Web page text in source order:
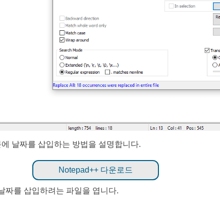
날짜를 삽입하는 방법을 설명합니다.
Notepad++ 다운로드
짜를 삽입하려는 파일을 엽니다.